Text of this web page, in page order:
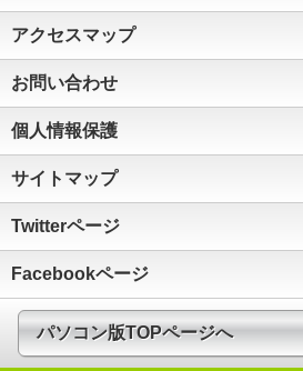
アクセスマップ
お問い合わせ
個人情報保護
サイトマップ
Twitterページ
Facebookページ
パソコン版TOPページへ